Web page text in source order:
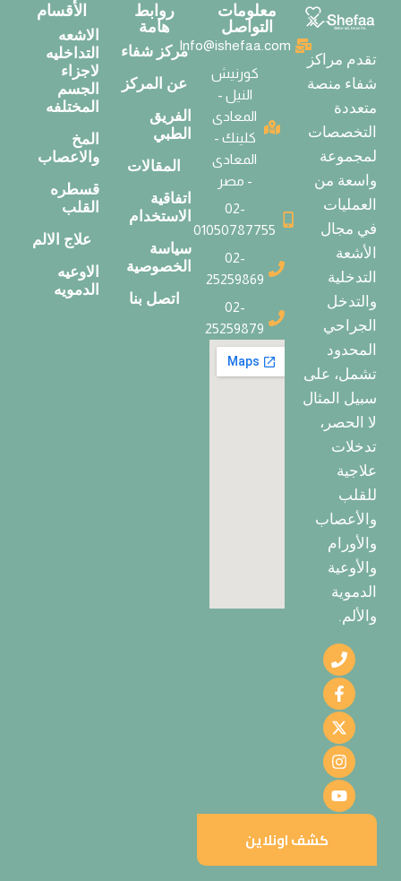
تقدم مراكز
شفاء منصة
متعددة
التخصصات
لمجموعة
واسعة من
العمليات
في مجال
الأشعة
التدخلية
والتدخل
الجراحي
المحدود
تشمل، على
سبيل المثال
لا الحصر،
تدخلات
علاجية
للقلب
والأعصاب
والأورام
والأوعية
الدموية
والألم.
كشف اونلاين
روابط
هامة
مركز شفاء
عن المركز
الفريق
الطبي
المقالات
اتفاقية
الاستخدام
سياسة
الخصوصية
اتصل بنا
الأقسام
الاشعه
التداخليه
لاجزاء
الجسم
المختلفه
المخ
والاعصاب
قسطره
القلب
علاج الالم
الاوعيه
الدمويه
معلومات
التواصل
Info@ishefaa.com
كورنيش
النيل -
المعادى
كلينك -
المعادى
- مصر
02-
01050787755
02-
25259869
02-
25259879